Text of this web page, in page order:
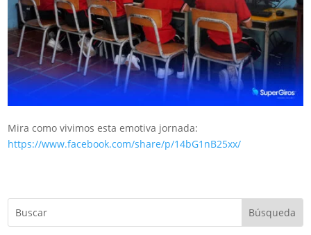
Mira como vivimos esta emotiva jornada:
https://www.facebook.com/share/p/14bG1nB25xx/